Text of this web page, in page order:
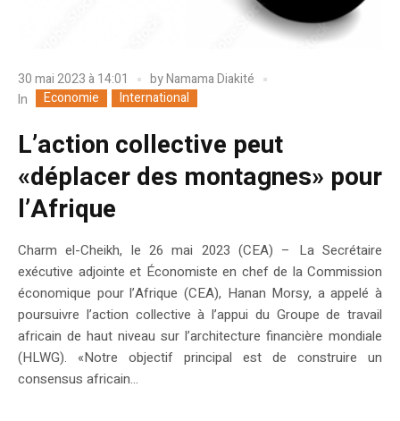
30 mai 2023 à 14:01 byNamama Diakité
In
Economie International
L’action collective peut
«déplacer des montagnes» pour
l’Afrique
Charm el-Cheikh, le 26 mai 2023 (CEA) – La Secrétaire
exécutive adjointe et Économiste en chef de la Commission
économique pour l’Afrique (CEA), Hanan Morsy, a appelé à
poursuivre l’action collective à l’appui du Groupe de travail
africain de haut niveau sur l’architecture financière mondiale
(HLWG). «Notre objectif principal est de construire un
consensus africain...